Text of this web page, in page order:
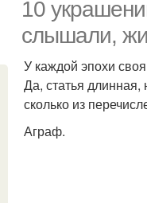
10
слышали,
У каждой эпохи
Да, статья
сколько из
Аграф.